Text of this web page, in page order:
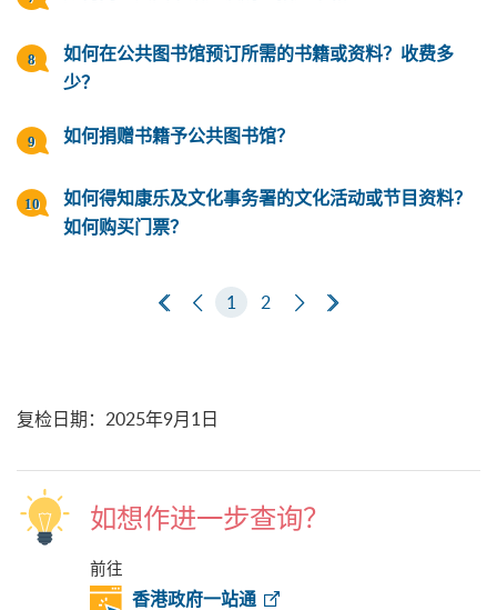
如何在公共图书馆预订所需的书籍或资料？收费多
少？
如何捐赠书籍予公共图书馆？
如何得知康乐及文化事务署的文化活动或节目资料？
如何购买门票？
第一页上一页
1 2 下一页最后一页
复检日期： 2025年9月1日
如想作进一步查询？
前往
香港政府一站通